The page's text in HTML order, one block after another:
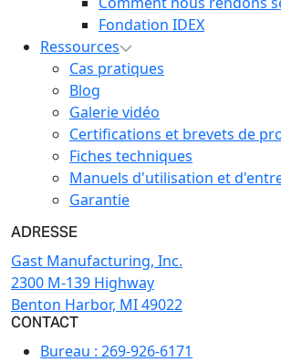
Fondation IDEX
Ressources
Cas pratiques
Blog
Galerie vidéo
Certifications et brevets de
Fiches techniques
Manuels d'utilisation et
Garantie
ADRESSE
Gast Manufacturing, Inc.
2300 M-139 Highway
Benton Harbor, MI 49022
CONTACT
Bureau : 269-926-6171